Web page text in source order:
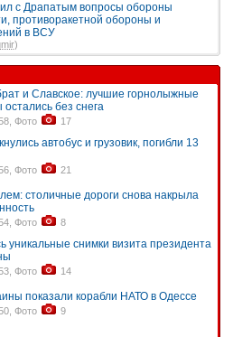
с Драпатым вопросы обороны
противоракетной обороны и
в ВСУ
)
и Славское: лучшие горнолыжные
без снега
Фото 17
автобус и грузовик, погибли 13
Фото 21
столичные дороги снова накрыла
Фото 8
уникальные снимки визита президента
Фото 14
показали корабли НАТО в Одессе
Фото 9